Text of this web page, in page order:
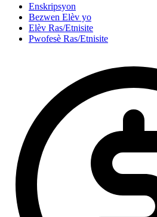
Enskripsyon
Bezwen Elèv yo
Elèv Ras/Etnisite
Pwofesè Ras/Etnisite